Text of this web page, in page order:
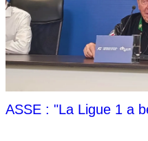
ASSE : "La Ligue 1 a